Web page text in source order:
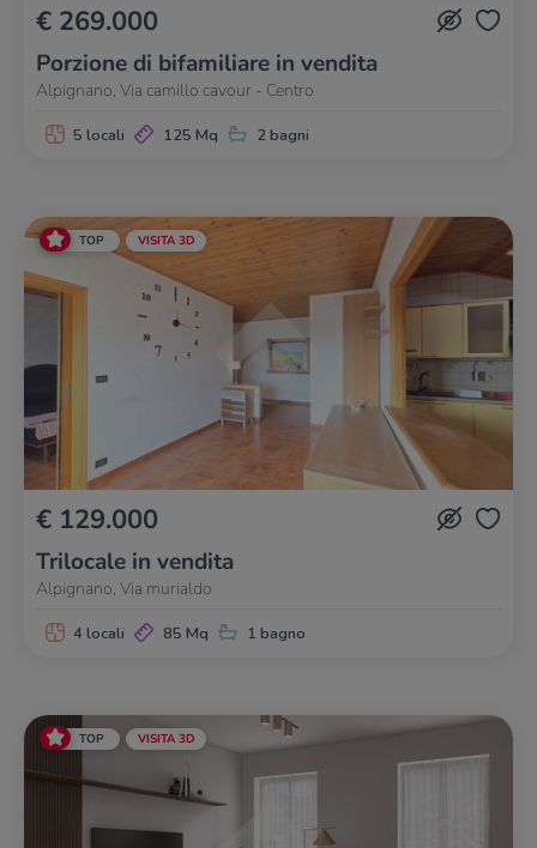
€ 269.000
Porzione di bifamiliare in vendita
Alpignano, Via camillo cavour - Centro
5 locali 125 Mq 2 bagni
TOP VISITA 3D
€ 129.000
Trilocale in vendita
Alpignano, Via murialdo
4 locali 85 Mq 1 bagno
TOP VISITA 3D